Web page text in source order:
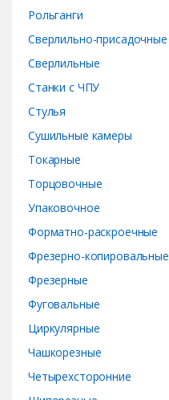
Рольганги
Сверлильно-присадочные
Сверлильные
Станки с ЧПУ
Стулья
Сушильные камеры
Токарные
Торцовочные
Упаковочное
Форматно-раскроечные
Фрезерно-копировальные
Фрезерные
Фуговальные
Циркулярные
Чашкорезные
Четырехсторонние